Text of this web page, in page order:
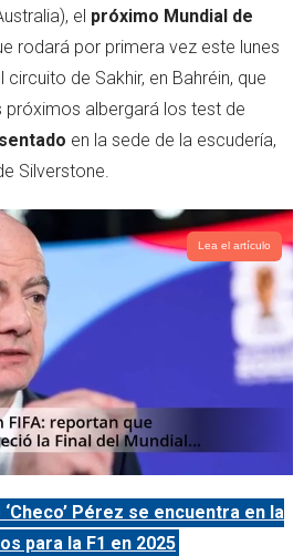
el próximo Mundial de
rodará por primera vez este lunes
circuito de Sakhir, en Bahréin, que
próximos albergará los test de
en la sede de la escudería,
Silverstone.
Lea el artículo
Pérez se encuentra en la
para la F1 en 2025